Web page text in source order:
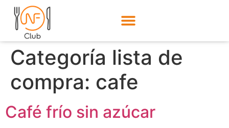
Categoría lista de
compra: cafe
Café frío sin azúcar